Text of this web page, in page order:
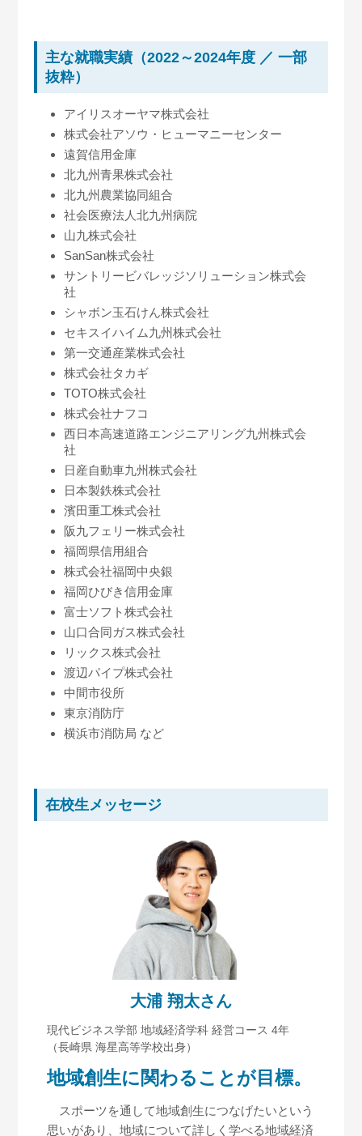
主な就職実績（2022～2024年度 ／ 一部
抜粋）
アイリスオーヤマ株式会社
株式会社アソウ・ヒューマニーセンター
遠賀信用金庫
北九州青果株式会社
北九州農業協同組合
社会医療法人北九州病院
山九株式会社
SanSan株式会社
サントリービバレッジソリューション株式会
社
シャボン玉石けん株式会社
セキスイハイム九州株式会社
第一交通産業株式会社
株式会社タカギ
TOTO株式会社
株式会社ナフコ
西日本高速道路エンジニアリング九州株式会
社
日産自動車九州株式会社
日本製鉄株式会社
濱田重工株式会社
阪九フェリー株式会社
福岡県信用組合
株式会社福岡中央銀
福岡ひびき信用金庫
富士ソフト株式会社
山口合同ガス株式会社
リックス株式会社
渡辺パイプ株式会社
中間市役所
東京消防庁
横浜市消防局 など
在校生メッセージ
大浦 翔太さん
現代ビジネス学部 地域経済学科 経営コース 4年
（長崎県 海星高等学校出身）
地域創生に関わることが目標。
スポーツを通して地域創生につなげたいという
思いがあり、地域について詳しく学べる地域経済